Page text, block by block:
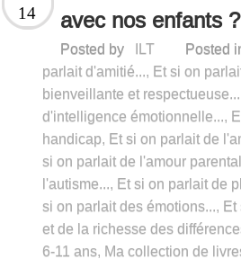
avec nos enfants ?
14
Posted by ILT Posted
parlait d'amitié..., Et si on
bienveillante et respectueuse...
d'intelligence émotionnelle...,
handicap, Et si on parlait de
si on parlait de l'amour
l'autisme..., Et si on parlait de
si on parlait des émotions...,
et de la richesse des
6-11 ans, Ma collection de